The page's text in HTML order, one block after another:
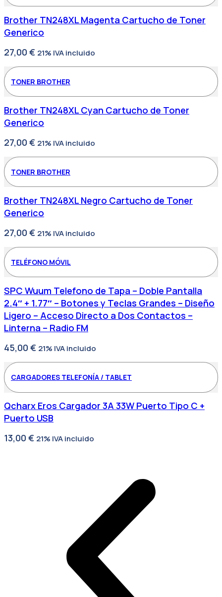
Brother TN248XL Magenta Cartucho de Toner
Generico
27,00 € 21% IVA incluido
TONER BROTHER
Brother TN248XL Cyan Cartucho de Toner
Generico
27,00 € 21% IVA incluido
TONER BROTHER
Brother TN248XL Negro Cartucho de Toner
Generico
27,00 € 21% IVA incluido
TELÉFONO MÓVIL
SPC Wuum Telefono de Tapa – Doble Pantalla
2.4″ + 1.77″ – Botones y Teclas Grandes – Diseño
Ligero – Acceso Directo a Dos Contactos –
Linterna – Radio FM
45,00 € 21% IVA incluido
CARGADORES TELEFONÍA / TABLET
Qcharx Eros Cargador 3A 33W Puerto Tipo C +
Puerto USB
13,00 € 21% IVA incluido